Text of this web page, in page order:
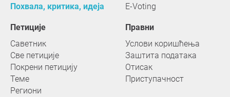
Похвала, критика, идеја
E-Voting
Петиције
Саветник
Све петиције
Покрени петицију
Теме
Региони
Правни
Услови коришћења
Заштита података
Отисак
Приступачност